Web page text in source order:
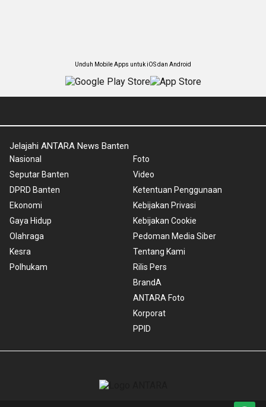
Unduh Mobile Apps untuk iOS dan Android
Jelajahi ANTARA News Banten
Nasional
Seputar Banten
DPRD Banten
Ekonomi
Gaya Hidup
Olahraga
Kesra
Polhukam
Foto
Video
Ketentuan Penggunaan
Kebijakan Privasi
Kebijakan Cookie
Pedoman Media Siber
Tentang Kami
Rilis Pers
BrandA
ANTARA Foto
Korporat
PPID